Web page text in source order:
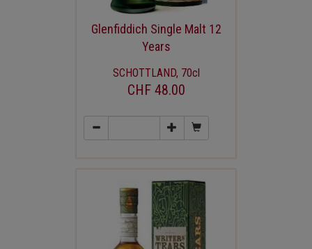
Glenfiddich Single Malt 12
Years
SCHOTTLAND, 70cl
CHF 48.00